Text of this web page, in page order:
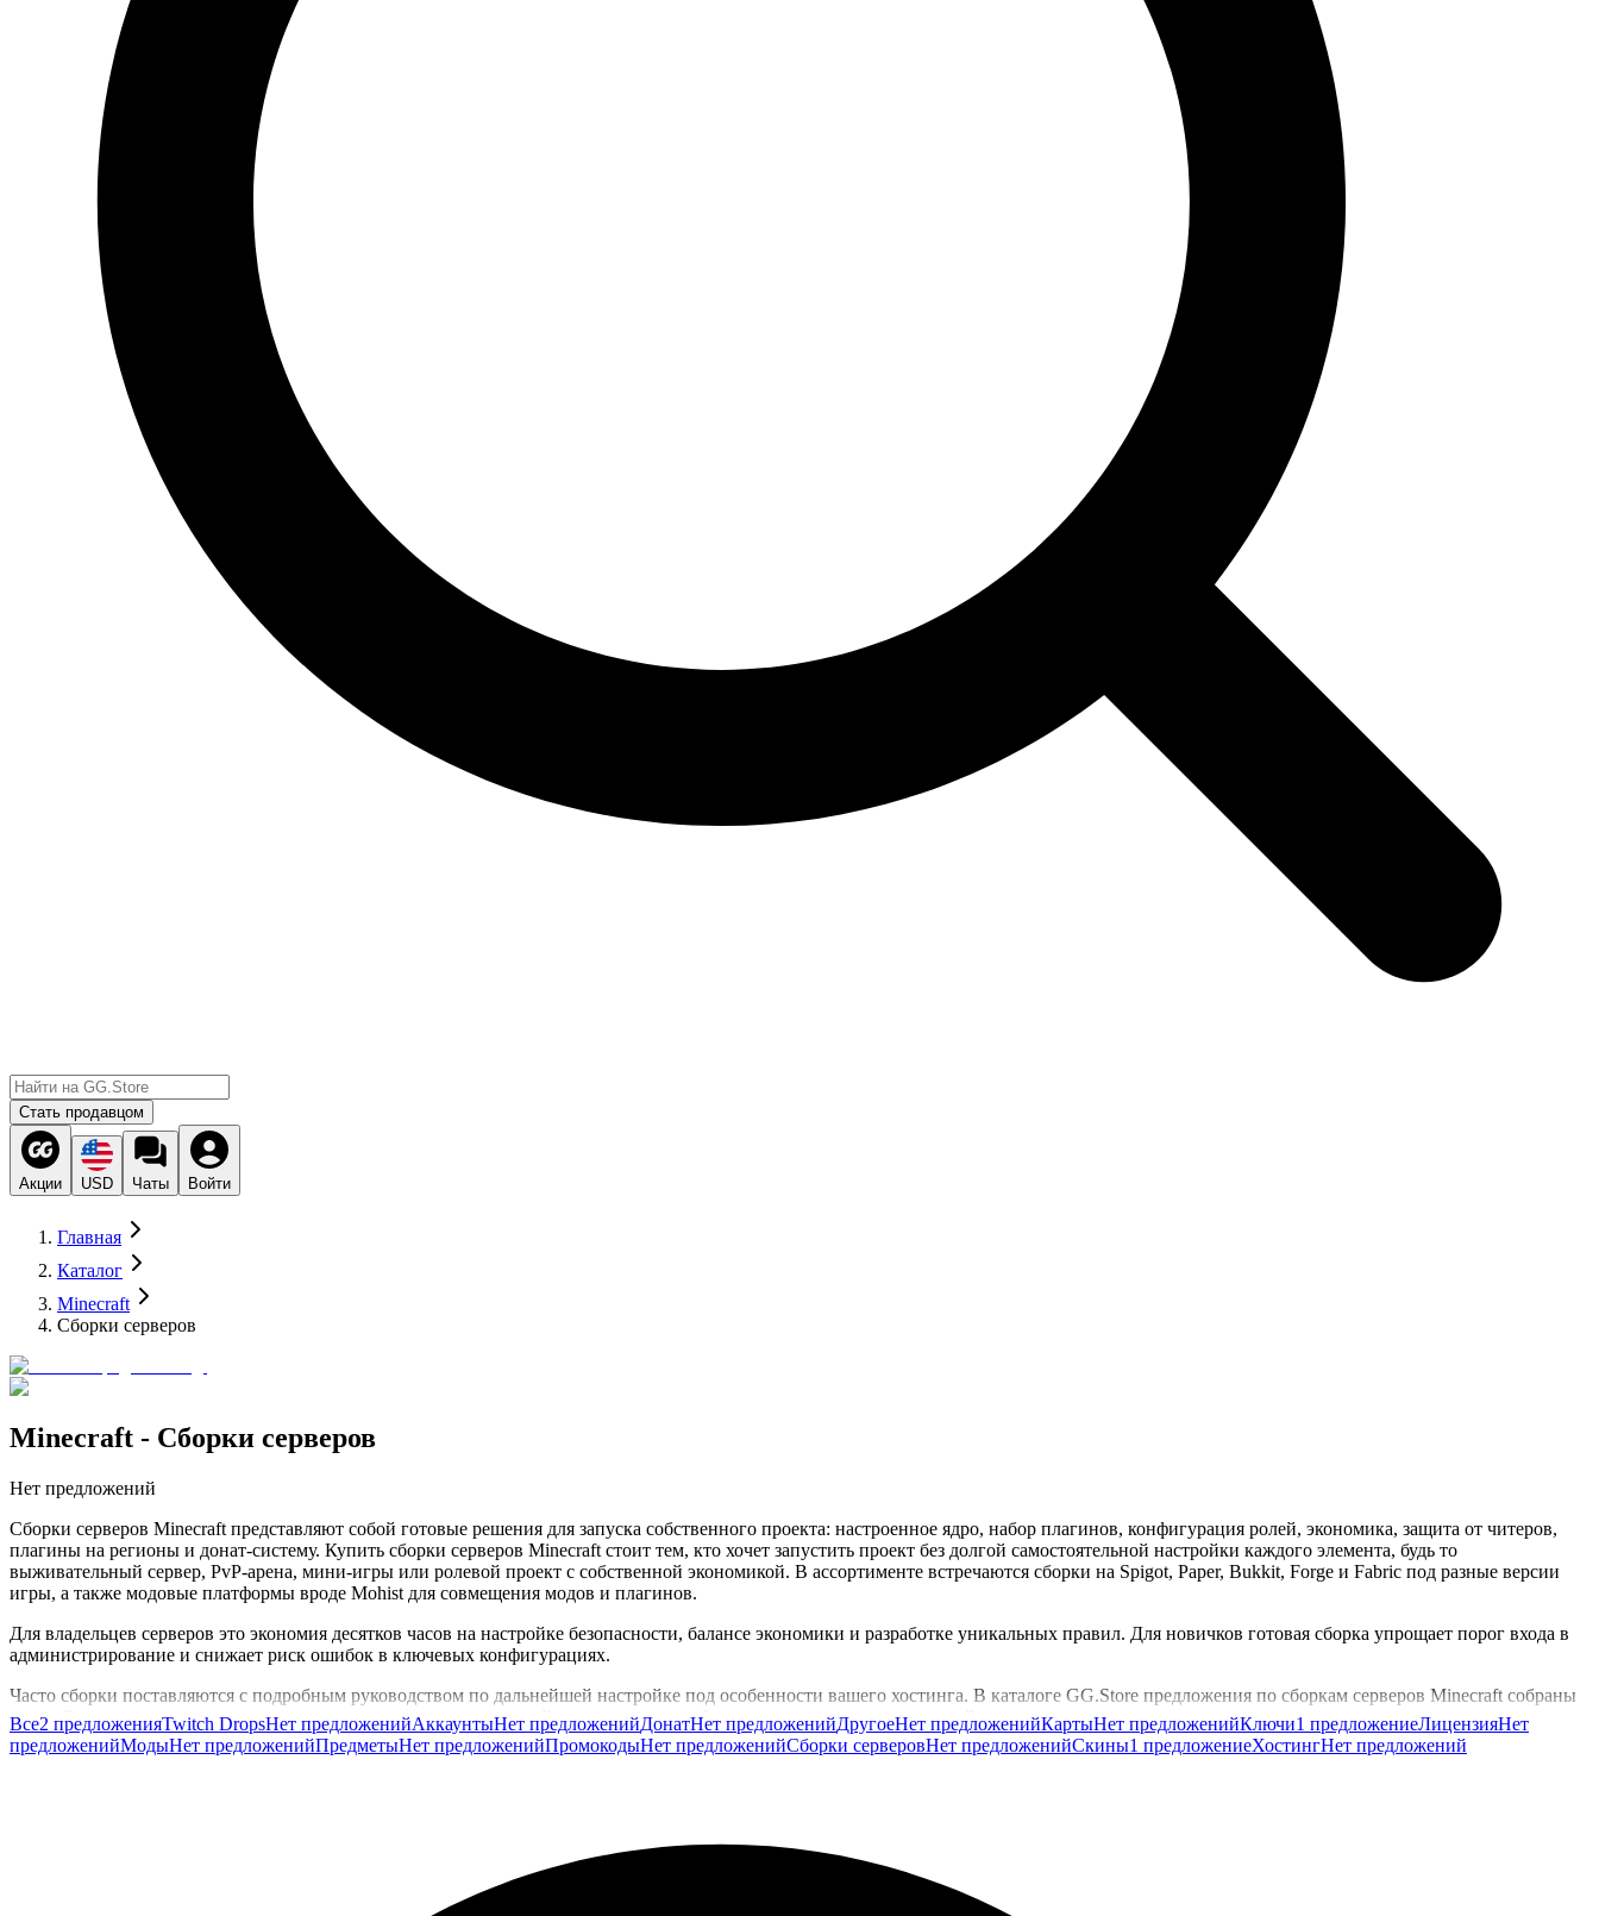
Стать продавцом
Акции USD Чаты Войти
Главная
Каталог
Minecraft
Сборки серверов
Minecraft - Сборки серверов
Нет предложений
Сборки серверов Minecraft представляют собой готовые решения для запуска собственного проекта: настроенное ядро, набор плагинов, конфигурация ролей, экономика, защита от читеров,
плагины на регионы и донат-систему. Купить сборки серверов Minecraft стоит тем, кто хочет запустить проект без долгой самостоятельной настройки каждого элемента, будь то
выживательный сервер, PvP-арена, мини-игры или ролевой проект с собственной экономикой. В ассортименте встречаются сборки на Spigot, Paper, Bukkit, Forge и Fabric под разные версии
игры, а также модовые платформы вроде Mohist для совмещения модов и плагинов.
Для владельцев серверов это экономия десятков часов на настройке безопасности, балансе экономики и разработке уникальных правил. Для новичков готовая сборка упрощает порог входа в
администрирование и снижает риск ошибок в ключевых конфигурациях.
Часто сборки поставляются с подробным руководством по дальнейшей настройке под особенности вашего хостинга. В каталоге GG.Store предложения по сборкам серверов Minecraft собраны
в одной категории, что упрощает поиск варианта под конкретный жанр проекта, выбранное ядро и планы по дальнейшему развитию сервера.
Все2 предложенияTwitch DropsНет предложенийАккаунтыНет предложенийДонатНет предложенийДругоеНет предложенийКартыНет предложенийКлючи1 предложениеЛицензияНет
предложенийМодыНет предложенийПредметыНет предложенийПромокодыНет предложенийСборки серверовНет предложенийСкины1 предложениеХостингНет предложений